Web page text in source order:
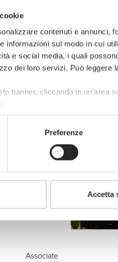
contenuti e annunci,
informazioni sul modo in cui
e social media, i quali
dei loro servizi. Può leggere
banner, cliccando in un’area
Preferenze
Accetta
Adriano Pilia
(+39) 02 3663 8610
adriano.pilia@lexia.it
Associate